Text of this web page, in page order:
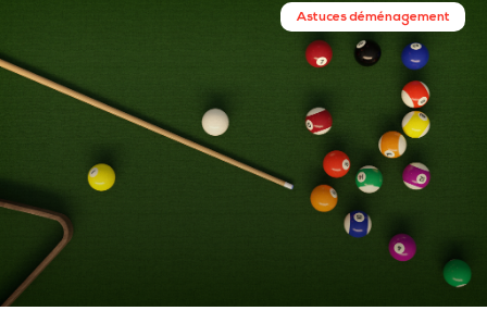
Astuces déménagement